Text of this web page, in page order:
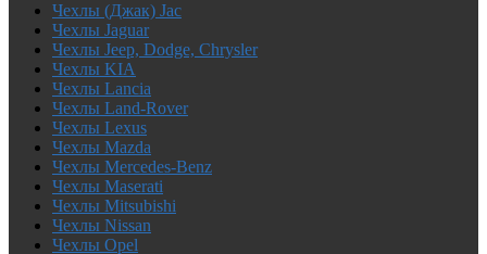
Чехлы (Джак) Jac
Чехлы Jaguar
Чехлы Jeep, Dodge, Chrysler
Чехлы KIA
Чехлы Lancia
Чехлы Land-Rover
Чехлы Lexus
Чехлы Mazda
Чехлы Mercedes-Benz
Чехлы Maserati
Чехлы Mitsubishi
Чехлы Nissan
Чехлы Opel